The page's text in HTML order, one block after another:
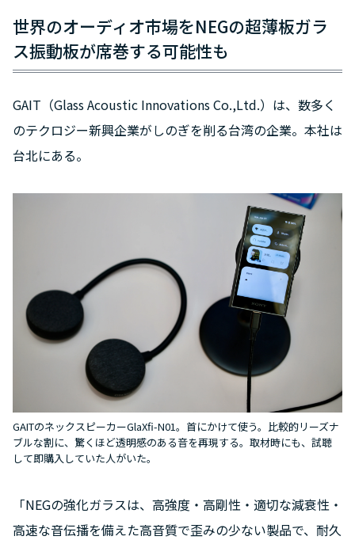
世界のオーディオ市場をNEGの超薄板ガラ
ス振動板が席巻する可能性も
GAIT（Glass Acoustic Innovations Co.,Ltd.）は、数多く
のテクロジー新興企業がしのぎを削る台湾の企業。本社は
台北にある。
GAITのネックスピーカーGlaXfi-N01。首にかけて使う。比較的リーズナ
ブルな割に、驚くほど透明感のある音を再現する。取材時にも、試聴
して即購入していた人がいた。
「NEGの強化ガラスは、高強度・高剛性・適切な減衰性・
高速な音伝播を備えた高音質で歪みの少ない製品で、耐久